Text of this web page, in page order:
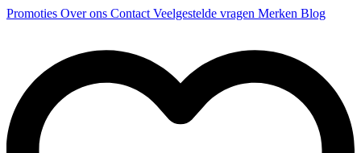
Promoties Over ons Contact Veelgestelde vragen Merken Blog